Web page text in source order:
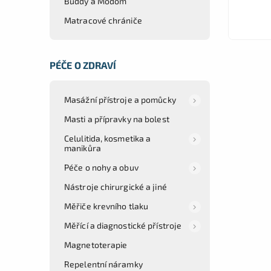
Matracové chrániče
PÉČE O ZDRAVÍ
Masážní přístroje a pomůcky
Masti a přípravky na bolest
Celulitida, kosmetika a
manikůra
Péče o nohy a obuv
Nástroje chirurgické a jiné
Měřiče krevního tlaku
Měřící a diagnostické přístroje
Magnetoterapie
Repelentní náramky